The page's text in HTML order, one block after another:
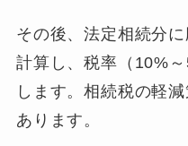
その後、法定相続分
計算し、税率（10%
します。相続税の軽
あります。